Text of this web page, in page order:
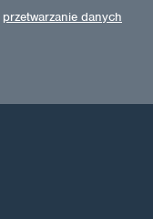
przetwarzanie danych